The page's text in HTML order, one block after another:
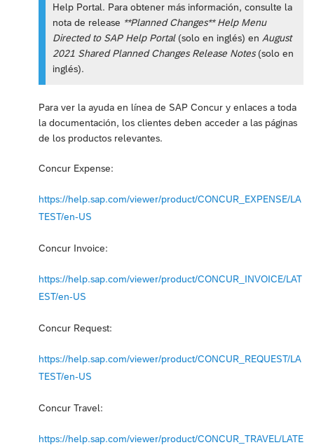
Help Portal. Para obtener más información, consulte la
nota de release **Planned Changes** Help Menu
Directed to SAP Help Portal(solo en inglés) en August
2021 Shared Planned Changes Release Notes(solo en
inglés).
Para ver la ayuda en línea de SAP Concur y enlaces a toda
la documentación, los clientes deben acceder a las páginas
de los productos relevantes.
Concur Expense:
https://help.sap.com/viewer/product/CONCUR_EXPENSE/LA
TEST/en-US
Concur Invoice:
https://help.sap.com/viewer/product/CONCUR_INVOICE/LAT
EST/en-US
Concur Request:
https://help.sap.com/viewer/product/CONCUR_REQUEST/LA
TEST/en-US
Concur Travel:
https://help.sap.com/viewer/product/CONCUR_TRAVEL/LATE